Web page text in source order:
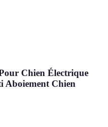
Chien Électrique
Aboiement Chien